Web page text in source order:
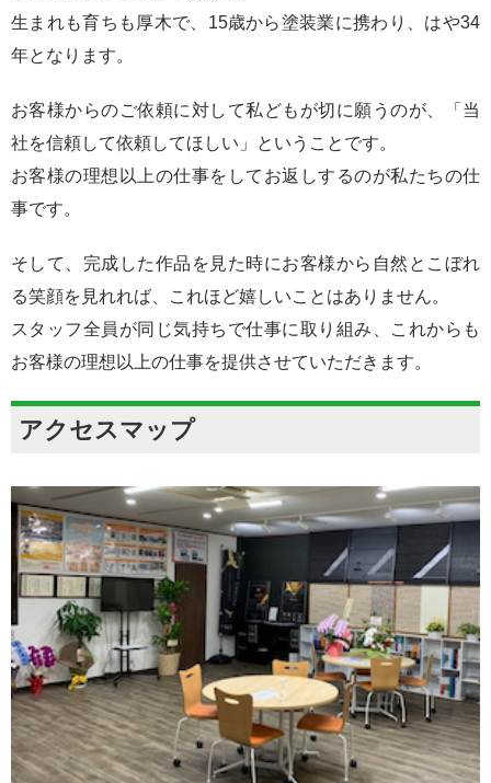
生まれも育ちも厚木で、15歳から塗装業に携わり、はや34
年となります。
お客様からのご依頼に対して私どもが切に願うのが、「当
社を信頼して依頼してほしい」ということです。
お客様の理想以上の仕事をしてお返しするのが私たちの仕
事です。
そして、完成した作品を見た時にお客様から自然とこぼれ
る笑顔を見れれば、これほど嬉しいことはありません。
スタッフ全員が同じ気持ちで仕事に取り組み、これからも
お客様の理想以上の仕事を提供させていただきます。
アクセスマップ